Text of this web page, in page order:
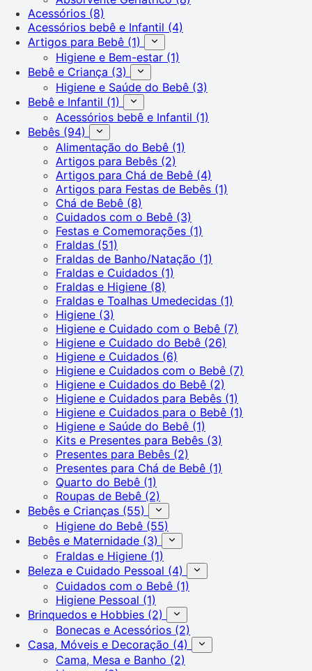
Acessórios (8)
Acessórios bebê e Infantil (4)
Artigos para Bebê (1)
Higiene e Bem-estar (1)
Bebê e Criança (3)
Higiene e Saúde do Bebê (3)
Bebê e Infantil (1)
Acessórios bebê e Infantil (1)
Bebês (94)
Alimentação do Bebê (1)
Artigos para Bebês (2)
Artigos para Chá de Bebê (4)
Artigos para Festas de Bebês (1)
Chá de Bebê (8)
Cuidados com o Bebê (3)
Festas e Comemorações (1)
Fraldas (51)
Fraldas de Banho/Natação (1)
Fraldas e Cuidados (1)
Fraldas e Higiene (8)
Fraldas e Toalhas Umedecidas (1)
Higiene (3)
Higiene e Cuidado com o Bebê (7)
Higiene e Cuidado do Bebê (26)
Higiene e Cuidados (6)
Higiene e Cuidados com o Bebê (7)
Higiene e Cuidados do Bebê (2)
Higiene e Cuidados para Bebês (1)
Higiene e Cuidados para o Bebê (1)
Higiene e Saúde do Bebê (1)
Kits e Presentes para Bebês (3)
Presentes para Bebês (2)
Presentes para Chá de Bebê (1)
Quarto do Bebê (1)
Roupas de Bebê (2)
Bebês e Crianças (55)
Higiene do Bebê (55)
Bebês e Maternidade (3)
Fraldas e Higiene (1)
Beleza e Cuidado Pessoal (4)
Cuidados com o Bebê (1)
Higiene Pessoal (1)
Brinquedos e Hobbies (2)
Bonecas e Acessórios (2)
Casa, Móveis e Decoração (4)
Cama, Mesa e Banho (2)